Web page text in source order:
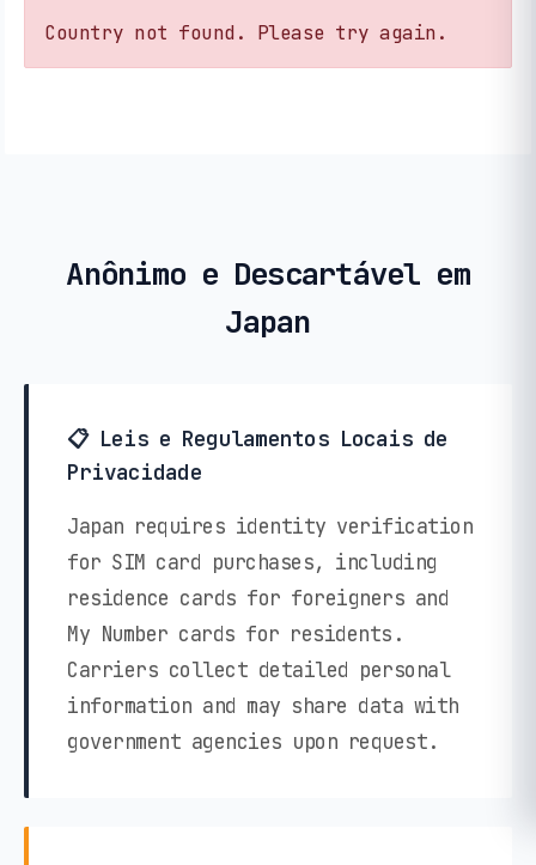
Country not found. Please try again.
Anônimo e Descartável em
Japan
📋 Leis e Regulamentos Locais de
Privacidade
Japan requires identity verification
for SIM card purchases, including
residence cards for foreigners and
My Number cards for residents.
Carriers collect detailed personal
information and may share data with
government agencies upon request.